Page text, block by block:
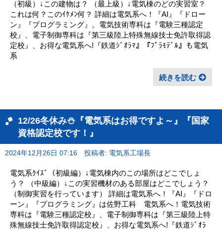
（初級）↓この建物は？ （最上級）↓電気棟のどの実習室？
これは何？このｲｹﾒﾝ何？ 詳細は電気系へ！『AI』『ドロー
ン』『プログラミング』。電気技術専科は『電験三種認定
校』、電子制御専科は『第三級陸上特殊無線技士免許取得認
定校』、お得な電気系へ!『鉄道ｼﾞｵﾗﾏ』『ﾌﾟﾗﾓﾃﾞﾙ』も電気
系
続きを読む
12/26冬休み⛄『電気系はお得ですよ～』『国家
資格認定校です！』
2024年12月26日 07:16 投稿者: 電気系工場長
電気系ｸｲｽﾞ（初級編）↓電気棟内のこの場所はどこでしょ
う？ （中級編）↓この実習機材のある部屋はどこでしょう？
（制御実習を行っています） 詳細は電気系へ！『AI』『ドロ
ーン』『プログラミング』は佐野工科 電気系へ！電気技術
専科は『電験三種認定校』、電子制御専科は『第三級陸上特
殊無線技士免許取得認定校』、お得な電気系へ!『鉄道ｼﾞｵﾗ